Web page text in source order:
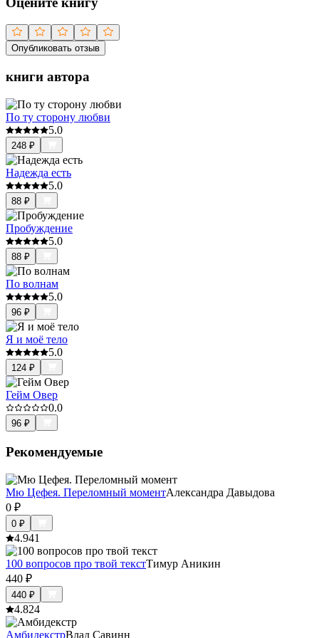
Опубликовать отзыв
книги автора
По ту сторону любви
5.0
248 ₽
Надежда есть
5.0
88 ₽
Пробуждение
5.0
88 ₽
По волнам
5.0
96 ₽
Я и моё тело
5.0
124 ₽
Гейм Овер
0.0
96 ₽
Рекомендуемые
Мю Цефея. Переломный моментАлександра Давыдова
0 ₽
0 ₽
4.941
100 вопросов про твой текстТимур Аникин
440 ₽
440 ₽
4.824
АмбидекстрВлад Савинн